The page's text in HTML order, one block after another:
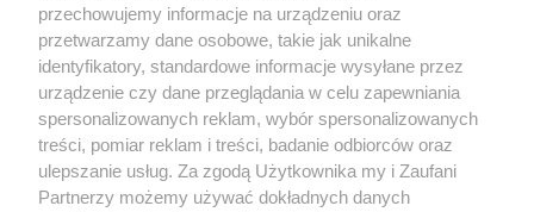
Kultura
X Facebook Instagram Youtube
przechowujemy informacje na urządzeniu oraz
przetwarzamy dane osobowe, takie jak unikalne
identyfikatory, standardowe informacje wysyłane przez
urządzenie czy dane przeglądania w celu zapewniania
spersonalizowanych reklam, wybór spersonalizowanych
treści, pomiar reklam i treści, badanie odbiorców oraz
ulepszanie usług. Za zgodą Użytkownika my i Zaufani
Partnerzy możemy używać dokładnych danych